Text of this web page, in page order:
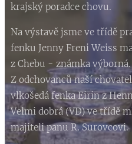
krajský poradce chovu.
Na výstavě jsme ve třídě
fenku Jenny Freni Weiss
z Chebu - známka výborná.
Z odchovanců naší
vlkošedá fenka Eirin z
Velmi dobrá (VD) ve třídě
majiteli panu R. Surovcovi.